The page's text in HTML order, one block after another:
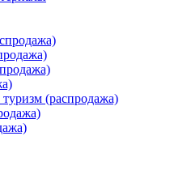
(распродажа)